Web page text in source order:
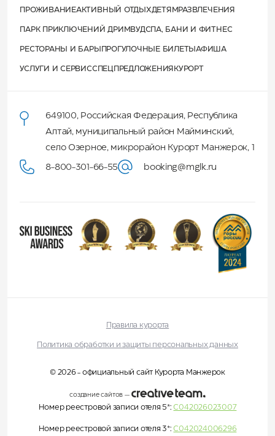
ПРОЖИВАНИЕАКТИВНЫЙ ОТДЫХДЕТЯМ РАЗВЛЕЧЕНИЯ
ПАРК ПРИКЛЮЧЕНИЙ ДРИМВУДСПА, БАНИ И ФИТНЕС
РЕСТОРАНЫ И БАРЫ ПРОГУЛОЧНЫЕ БИЛЕТЫАФИША
УСЛУГИ И СЕРВИССПЕЦПРЕДЛОЖЕНИЯ КУРОРТ
649100, Российская Федерация , Республика
Алтай , муниципальный район Майминский ,
село Озерное, микрорайон Курорт Манжерок, 1
8-800-301-66-55 booking@mglk.ru
Правила курорта
Политика обработки и защиты персональных данных
© 2026 - официальный сайт Курорта Манжерок
создание сайтов—
Номер реестровой записи отеля 5*:С042026023007
Номер реестровой записи отеля 3*:С042024006296